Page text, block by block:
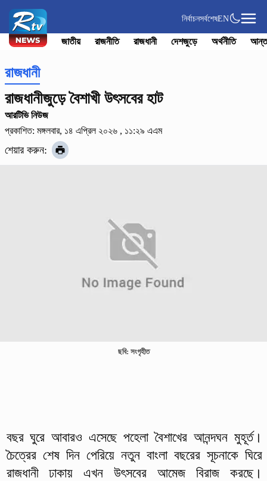
নির্বাচনসর্বশেষEN
জাতীয় রাজনীতি রাজধানী দেশজুড়ে অর্থনীতি
রাজধানী
রাজধানীজুড়ে বৈশাখী উৎসবের হাট
আরটিভি নিউজ
প্রকাশিত: মঙ্গলবার, ১৪ এপ্রিল ২০২৬ , ১১:২৯ এএম
শেয়ার করুন:
ছবি: সংগৃহীত
বছর ঘুরে আবারও এসেছে পহেলা বৈশাখের আনন্দঘন মুহূর্ত।
চৈত্রের শেষ দিন পেরিয়ে নতুন বাংলা বছরের সূচনাকে ঘিরে
রাজধানী ঢাকায় এখন উৎসবের আমেজ বিরাজ করছে।